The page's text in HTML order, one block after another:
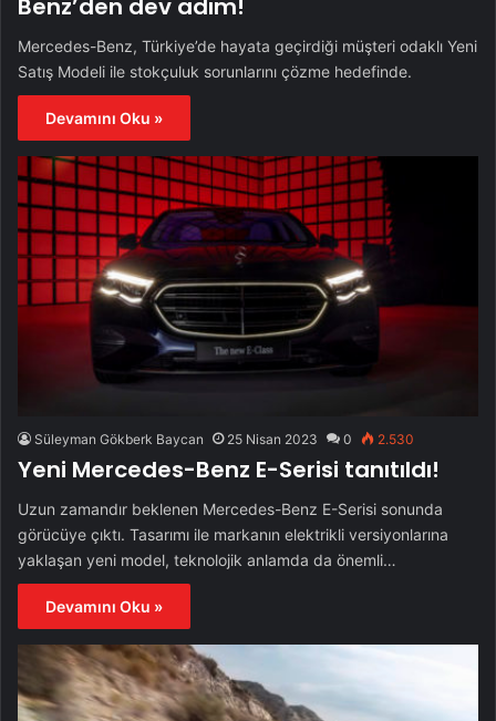
Benz’den dev adım!
Mercedes-Benz, Türkiye’de hayata geçirdiği müşteri odaklı Yeni
Satış Modeli ile stokçuluk sorunlarını çözme hedefinde.
Devamını Oku »
Süleyman Gökberk Baycan 25 Nisan 2023 0 2.530
Yeni Mercedes-Benz E-Serisi tanıtıldı!
Uzun zamandır beklenen Mercedes-Benz E-Serisi sonunda
görücüye çıktı. Tasarımı ile markanın elektrikli versiyonlarına
yaklaşan yeni model, teknolojik anlamda da önemli…
Devamını Oku »